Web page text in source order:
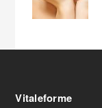
Vitaleforme